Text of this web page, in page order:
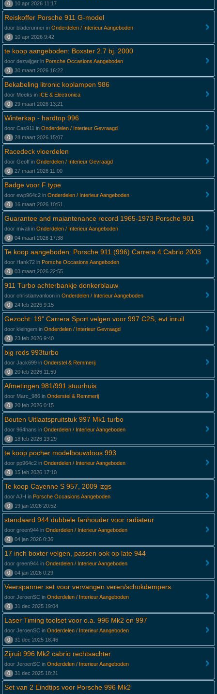
0
10 apr 2026 11:17
Reiskoffer Porsche 911 G-model
door bladerunner in Onderdelen / Interieur Aangeboden
0
10 apr 2026 9:42
te koop aangeboden: Boxster 2.7 bj. 2000
door dezwijger in Porsche Occasions Aangeboden
0
30 maart 2026 16:22
Bekabeling litronic koplampen 986
door Meeks in ICE & Electronica
0
29 maart 2026 13:21
Winterkap - hardtop 996
door Cas911 in Onderdelen / Interieur Gevraagd
0
28 maart 2026 15:07
Racedeck vloerdelen
door Geoff in Onderdelen / Interieur Gevraagd
0
27 maart 2026 11:00
Badge voor F type
door ewp964c2 in Onderdelen / Interieur Aangeboden
0
16 maart 2026 10:51
Guarantee and maiantenance record 1965-1973 Porsche 901
door mivali in Onderdelen / Interieur Aangeboden
0
04 maart 2026 17:38
Te koop aangeboden: Porsche 911 (996) Carrera 4 Cabrio 2003
door Hank72 in Porsche Occasions Aangeboden
0
03 maart 2026 22:55
911 Turbo achterbankje donkerblauw
door christianvanloon in Onderdelen / Interieur Aangeboden
0
24 feb 2026 9:15
Gezocht: 19" Carrera Sport velgen voor 997 C2S, evt inruil
door kleingem in Onderdelen / Interieur Gevraagd
0
23 feb 2026 9:40
big reds 993turbo
door Jack699 in Onderstel & Remmerij
0
20 feb 2026 11:59
Afmetingen 981/991 stuurhuis
door Marc_986 in Onderstel & Remmerij
0
20 feb 2026 0:15
Bouten Uitlaatspruitstuk 997 Mk1 turbo
door 964hans in Onderdelen / Interieur Aangeboden
0
18 feb 2026 19:29
te koop pocher modelbouwdoos 993
door pp964c2 in Onderdelen / Interieur Aangeboden
0
15 feb 2026 17:10
Te koop Cayenne S 957, 2009 izgs
door AJH in Porsche Occasions Aangeboden
0
19 jan 2026 20:52
standaard 944 dubbele fanhouder voor radiateur
door green944 in Onderdelen / Interieur Aangeboden
0
04 jan 2026 0:36
17 inch boxter velgen, passen ook op late 944
door green944 in Onderdelen / Interieur Aangeboden
0
04 jan 2026 0:29
Veerspanner set voor vervangen veren/schokdempers.
door JeroenSC in Onderdelen / Interieur Aangeboden
0
31 dec 2025 19:04
Laser Timing toolset voor o.a. 996 Mk2 en 997
door JeroenSC in Onderdelen / Interieur Aangeboden
0
31 dec 2025 18:46
Zijruit 996 Mk2 cabrio rechtsachter
door JeroenSC in Onderdelen / Interieur Aangeboden
0
31 dec 2025 18:21
Set van 2 Eindtips voor Porsche 996 Mk2